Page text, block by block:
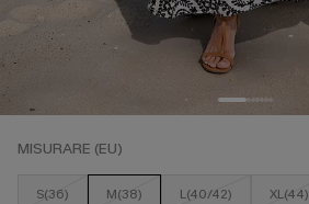
MISURARE (EU)
S(36) M(38) L(40/42) XL(44)